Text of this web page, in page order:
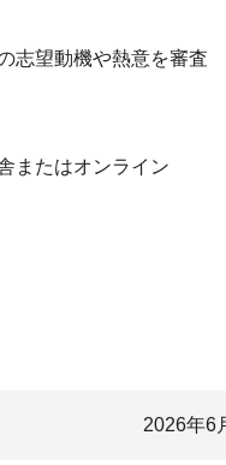
志望動機や熱意を審査
またはオンライン
2026年6